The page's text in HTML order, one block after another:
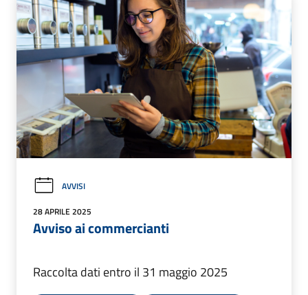
AVVISI
28 APRILE 2025
Avviso ai commercianti
Raccolta dati entro il 31 maggio 2025